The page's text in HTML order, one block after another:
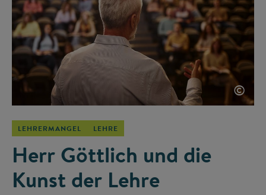
©
LEHRERMANGEL LEHRE
Herr Göttlich und die
Kunst der Lehre